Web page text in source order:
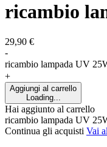
ricambio
29,90 €
-
ricambio lampada UV
+
Aggiungi al carrello
Loading...
Hai aggiunto al carrello
ricambio lampada UV
Continua gli acquisti Vai